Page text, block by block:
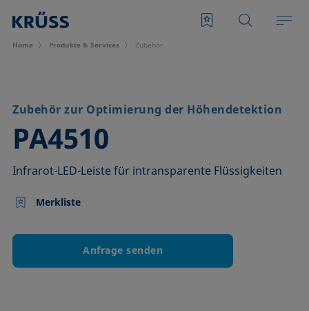
Home Produkte & Services Zubehör
Zubehör zur Optimierung der Höhendetektion
PA4510
–
Infrarot-LED-Leiste für intransparente Flüssigkeiten
Merkliste
Anfrage senden